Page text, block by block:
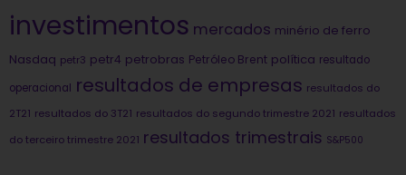
investimentos mercados minério de ferro
Nasdaq petr3 petr4 petrobras Petróleo Brent política resultado
operacional resultados de empresas resultados do
2T21 resultados do 3T21 resultados do segundo trimestre 2021 resultados
do terceiro trimestre 2021 resultados trimestrais S&P500